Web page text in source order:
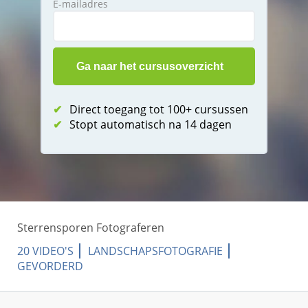
E-mailadres
✔ Direct toegang tot 100+ cursussen
✔ Stopt automatisch na 14 dagen
Sterrensporen Fotograferen
20 VIDEO'S
LANDSCHAPSFOTOGRAFIE
GEVORDERD